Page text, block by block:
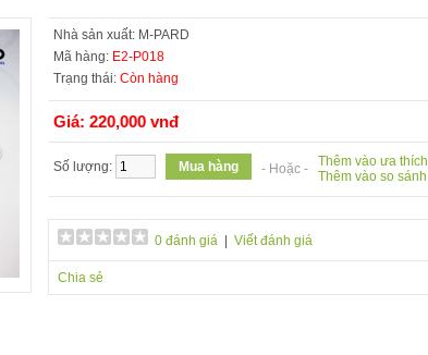
Nhà sản xuất: M-PARD
Mã hàng: E2-P018
Trạng thái: Còn hàng
Giá: 220,000 vnđ
Số lượng: - Hoặc - Thêm vào ưa thích
Thêm vào so sánh
0 đánh giá Viết đánh giá
Chia sẻ